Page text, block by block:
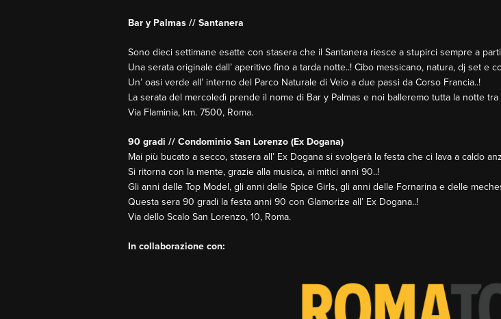
Bar y Palmas // Santanera
Sono dieci settimane esatte con stasera che il Santanera riesce a stupirci sempre a
Una serata originale dall’ aperitivo fino a tarda notte..! Cibo messicano, natura, dj set e
Un’ oasi verde all’ interno del Parco Naturale di Veio a due passi da Corso Francia..!
La serata del mercoledì prende il nome di Bar y Palmas e noi balleremo tutta la notte tra
Via Flaminia, km. 7500, Roma.
90 gradi // Condominio San Lorenzo (Ex Dogana)
Mai più bucato a secco, stasera all’ Ex Dogana si svolgerà la festa che ci lava a caldo
Si ritorna con la mente, grazie alla musica, ai mitici anni 90..!
Gli anni delle Top Model, gli anni delle Spice Girls, gli anni delle Fornarina e delle
Questa sera 90 gradi la festa anni 90 con Glamorize all’ Ex Dogana..!
Via dello Scalo San Lorenzo, 10, Roma.
In collaborazione con: